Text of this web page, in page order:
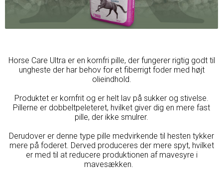
Horse Care Ultra er en kornfri pille, der fungerer rigtig godt til
ungheste der har behov for et fiberrigt foder med højt
olieindhold.
Produktet er kornfrit og er helt lav på sukker og stivelse.
Pillerne er dobbeltpeleteret, hvilket giver dig en mere fast
pille, der ikke smulrer.
Derudover er denne type pille medvirkende til hesten tykker
mere på foderet. Derved produceres der mere spyt, hvilket
er med til at reducere produktionen af mavesyre i
mavesækken.